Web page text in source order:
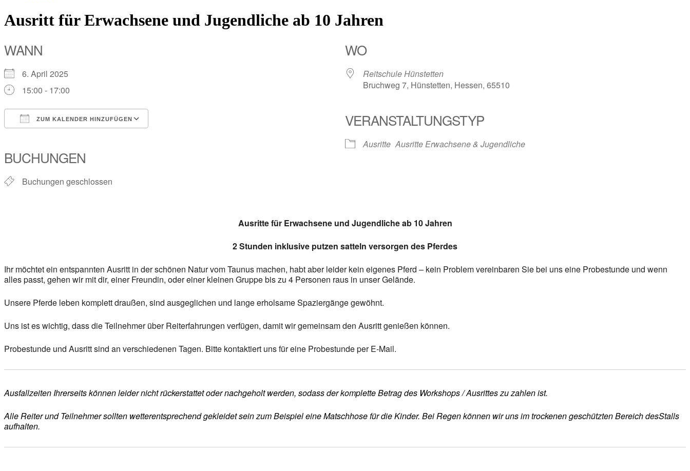
Ausritt für Erwachsene und Jugendliche ab 10 Jahren
WANN
6. April 2025
15:00 - 17:00
ZUM KALENDER HINZUFÜGEN
BUCHUNGEN
Buchungen geschlossen
WO
Reitschule Hünstetten
Bruchweg 7, Hünstetten, Hessen, 65510
VERANSTALTUNGSTYP
Ausritte Ausritte Erwachsene & Jugendliche
Ausritte für Erwachsene und Jugendliche ab 10 Jahren
2 Stunden inklusive putzen satteln versorgen des Pferdes
Ihr möchtet ein entspannten Ausritt in der schönen Natur vom Taunus machen, habt aber leider kein eigenes Pferd – kein Problem vereinbaren Sie bei uns eine Probestunde und wenn
alles passt, gehen wir mit dir, einer Freundin, oder einer kleinen Gruppe bis zu 4 Personen raus in unser Gelände.
Unsere Pferde leben komplett draußen, sind ausgeglichen und lange erholsame Spaziergänge gewöhnt.
Uns ist es wichtig, dass die Teilnehmer über Reiterfahrungen verfügen, damit wir gemeinsam den Ausritt genießen können.
Probestunde und Ausritt sind an verschiedenen Tagen. Bitte kontaktiert uns für eine Probestunde per E-Mail.
Ausfallzeiten Ihrerseits können leider nicht rückerstattet oder nachgeholt werden, sodass der komplette Betrag des Workshops / Ausrittes zu zahlen ist.
Alle Reiter und Teilnehmer sollten wetterentsprechend gekleidet sein zum Beispiel eine Matschhose für die Kinder. Bei Regen können wir uns im trockenen geschützten Bereich desStalls
aufhalten.